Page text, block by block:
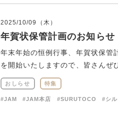
2025/10/09（木）
年賀状保管計画のお知らせ
年末年始の恒例行事、年賀状保
を開始いたしますので、皆さんぜ
おしらせ 特集
#JAM #JAM本店 #SURUTOCO #シ